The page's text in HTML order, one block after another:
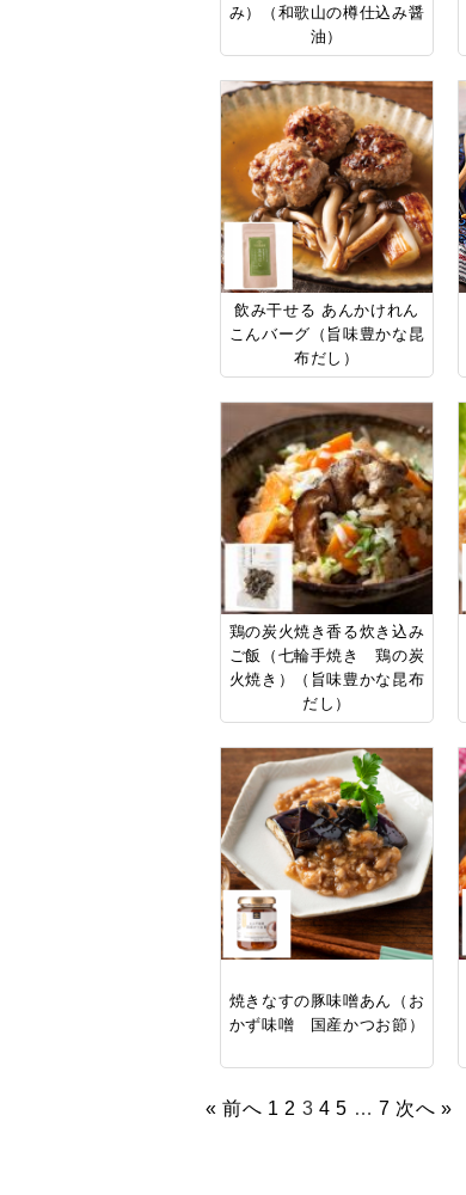
み）（和歌山の樽仕込み醤
油）
飲み干せる あんかけれん
こんバーグ（旨味豊かな昆
布だし）
鶏の炭火焼き香る炊き込み
ご飯（七輪手焼き 鶏の炭
火焼き）（旨味豊かな昆布
だし）
焼きなすの豚味噌あん（お
かず味噌 国産かつお節）
« 前へ 1 2 3 4 5 … 7 次へ »